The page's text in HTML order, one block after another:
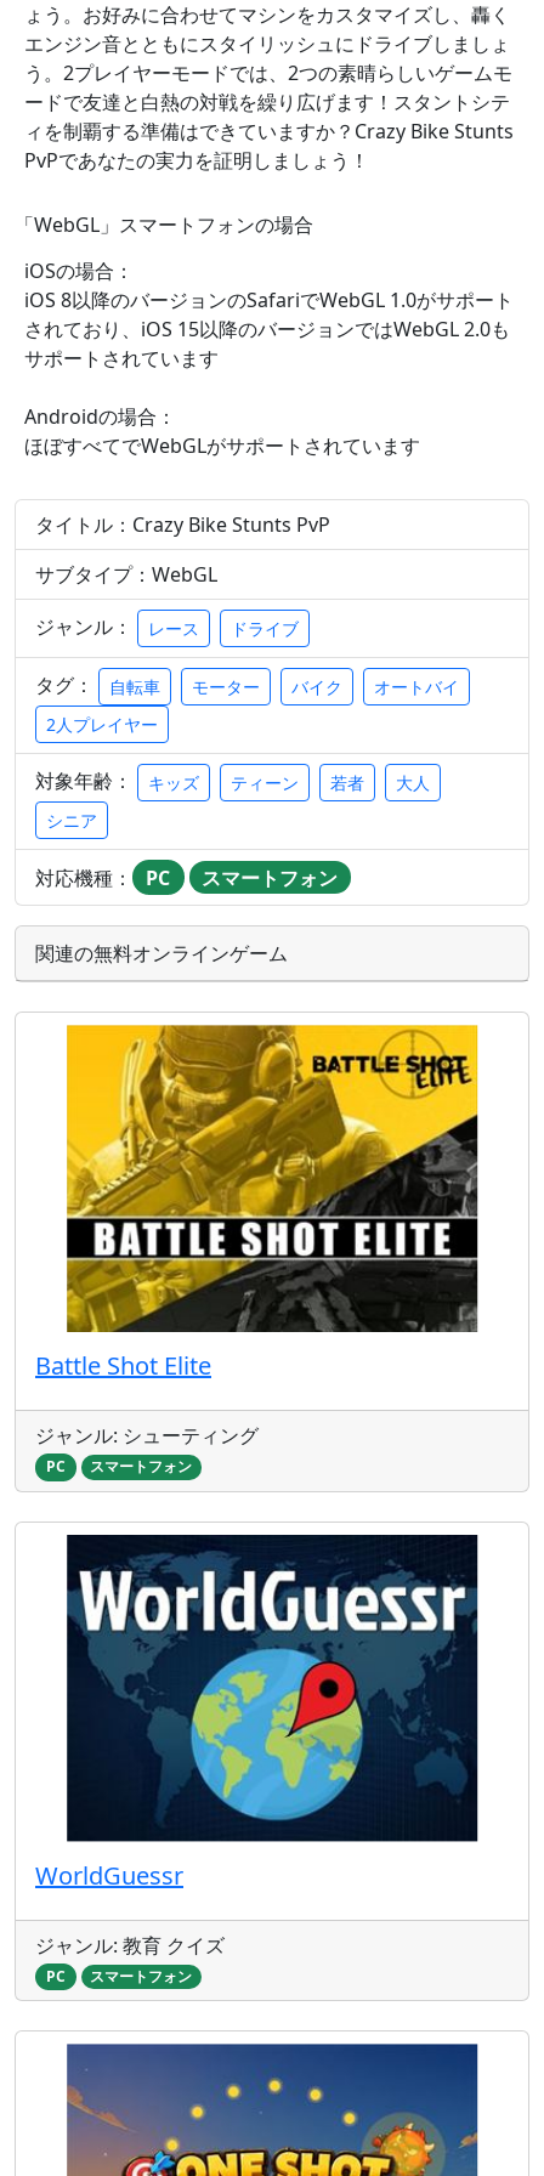
ょう。お好みに合わせてマシンをカスタマイズし、轟く
エンジン音とともにスタイリッシュにドライブしましょ
う。2プレイヤーモードでは、2つの素晴らしいゲームモ
ードで友達と白熱の対戦を繰り広げます！スタントシテ
ィを制覇する準備はできていますか？Crazy Bike Stunts
PvPであなたの実力を証明しましょう！
「WebGL」スマートフォンの場合
iOSの場合：
iOS 8以降のバージョンのSafariでWebGL 1.0がサポート
されており、iOS 15以降のバージョンではWebGL 2.0も
サポートされています
Androidの場合：
ほぼすべてでWebGLがサポートされています
タイトル：Crazy Bike Stunts PvP
サブタイプ：WebGL
ジャンル：
レース ドライブ
タグ： 自転車 モーター バイク
オートバイ
2人プレイヤー
対象年齢： キッズ ティーン 若者
大人
シニア
対応機種： PC スマートフォン
関連の無料オンラインゲーム
Battle Shot Elite
ジャンル: シューティング
PC スマートフォン
WorldGuessr
ジャンル: 教育 クイズ
PC スマートフォン